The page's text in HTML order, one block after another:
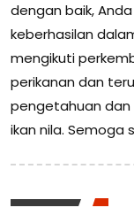
dengan baik,
keberhasilan
mengikuti
perikanan dan
pengetahuan
ikan nila. Semoga